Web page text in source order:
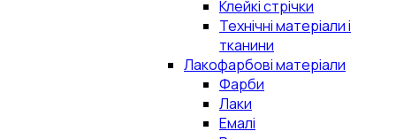
Клейкі стрічки
Технічні матеріали і
тканини
Лакофарбові матеріали
Фарби
Лаки
Емалі